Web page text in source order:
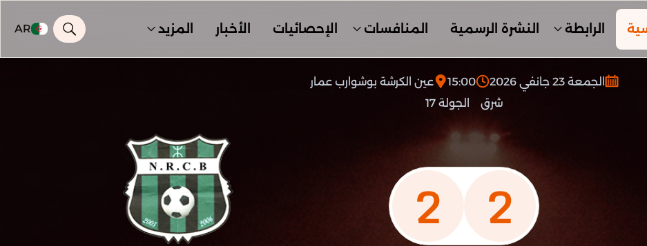
الرابطة النشرة الرسمية المنافسات الإحصائيات الأخبار المزيد AR
الجمعة 23 جانفي 2026 15:00
عين الكرشة بوشوارب عمار
شرق
الجولة 17
2
2